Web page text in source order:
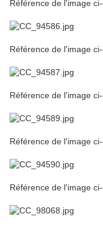
Référence de l'image
Référence de l'image
Référence de l'image
Référence de l'image
Référence de l'image